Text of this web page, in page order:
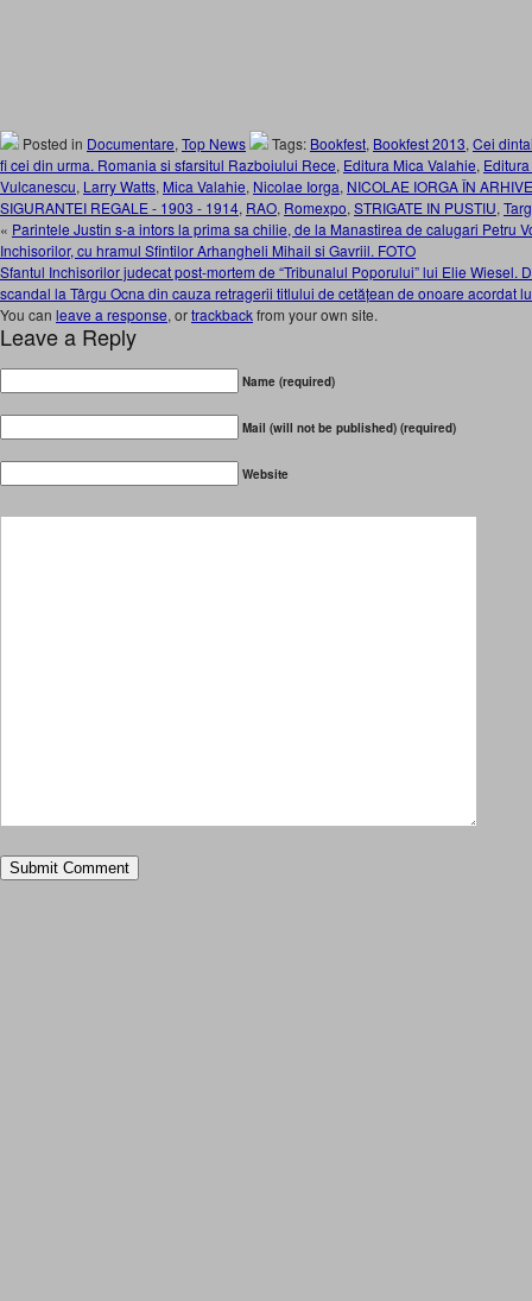
Posted in Documentare, Top News Tags: Bookfest, Bookfest 2013, Cei
fi cei din urma. Romania si sfarsitul Razboiului Rece, Editura Mica Valahie,
Vulcanescu, Larry Watts, Mica Valahie, Nicolae Iorga, NICOLAE IORGA ÎN
SIGURANTEI REGALE - 1903 - 1914, RAO, Romexpo, STRIGATE IN PUSTIU,
« Parintele Justin s-a intors la prima sa chilie, de la Manastirea de calugari Petru
Inchisorilor, cu hramul Sfintilor Arhangheli Mihail si Gavriil. FOTO
Sfantul Inchisorilor judecat post-mortem de “Tribunalul Poporului” lui Elie Wiesel.
scandal la Târgu Ocna din cauza retragerii titlului de cetățean de onoare acordat
You can leave a response, ortrackbackfrom your own site.
Leave a Reply
Name (required)
Mail (will not be published) (required)
Website